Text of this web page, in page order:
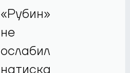
«Рубин»
не
ослабил
натиска